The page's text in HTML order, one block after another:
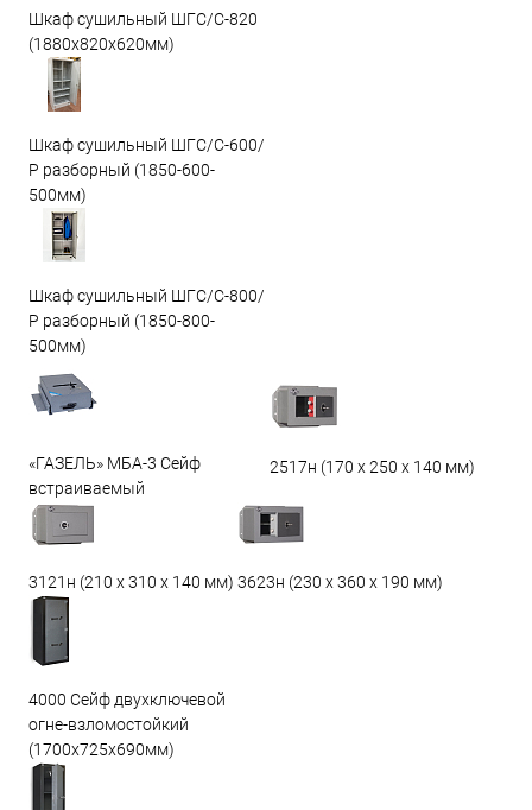
Шкаф сушильный ШГС/C-820
(1880x820x620мм)
Шкаф сушильный ШГС/С-600/
Р разборный (1850-600-
500мм)
Шкаф сушильный ШГС/С-800/
Р разборный (1850-800-
500мм)
«ГАЗЕЛЬ» МБА-3 Сейф
встраиваемый
2517н (170 х 250 х 140 мм)
3121н (210 х 310 х 140 мм) 3623н (230 х 360 х 190 мм)
4000 Сейф двухключевой
огне-взломостойкий
(1700х725х690мм)